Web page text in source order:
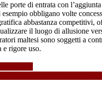
porte di entrata con
obbligano volte
abbastanza competitivi,
il luogo di allusione
maltesi sono soggetti a
e rigore uso.